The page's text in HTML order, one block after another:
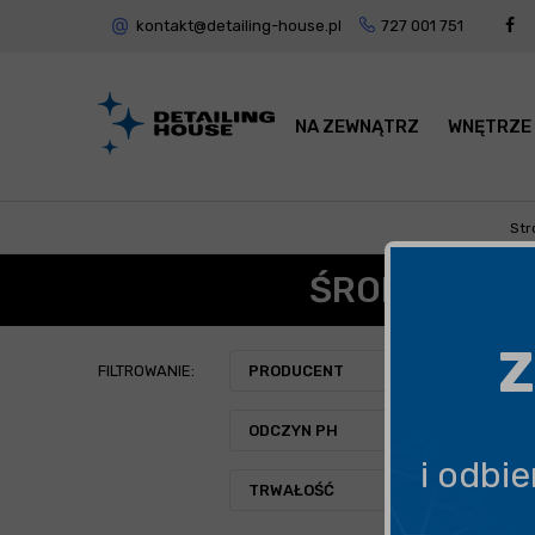
kontakt@detailing-house.pl 727 001 751
NA ZEWNĄTRZ WNĘTRZE
ŚRODKI DO
FILTROWANIE: PRODUCENT
ODCZYN PH
TRWAŁOŚĆ i